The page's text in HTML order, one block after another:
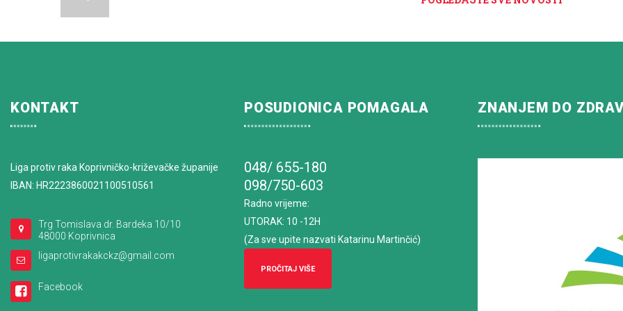
KONTAKT
Liga protiv raka Koprivničko-križevačke županije
IBAN: HR2223860021100510561
Trg Tomislava dr. Bardeka 10/10
48000 Koprivnica
ligaprotivrakakckz@gmail.com
Facebook
POSUDIONICA POMAGALA
048/ 655-180
098/750-603
Radno vrijeme:
UTORAK: 10 -12H
(Za sve upite nazvati Katarinu Martinčić)
PROČITAJ VIŠE
ZNANJEM DO